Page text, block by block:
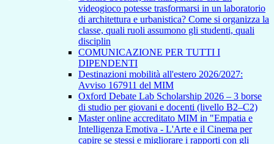
videogioco potesse trasformarsi in un laboratorio
di architettura e urbanistica? Come si organizza la
classe, quali ruoli assumono gli studenti, quali
disciplin
COMUNICAZIONE PER TUTTI I
DIPENDENTI
Destinazioni mobilità all'estero 2026/2027:
Avviso 167911 del MIM
Oxford Debate Lab Scholarship 2026 – 3 borse
di studio per giovani e docenti (livello B2–C2)
Master online accreditato MIM in "Empatia e
Intelligenza Emotiva - L'Arte e il Cinema per
capire se stessi e migliorare i rapporti con gli